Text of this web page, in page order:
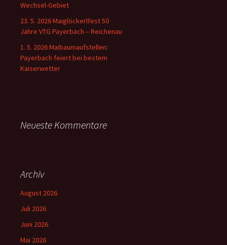
Wechsel-Gebiet
23. 5. 2026 Maiglöckerlfest 50
Jahre VTG Payerbach – Reichenau
1. 5. 2026 Maibaumaufstellen:
Payerbach feiert bei bestem
Kaiserwetter
Neueste Kommentare
Archiv
August 2026
Juli 2026
Juni 2026
Mai 2026